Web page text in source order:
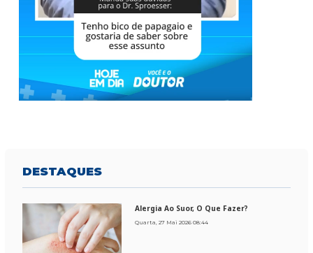
DESTAQUES
Alergia Ao Suor, O Que Fazer?
Quarta, 27 Mai 2026 08:44